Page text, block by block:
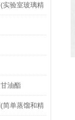
实验室玻璃精
油酯
简单蒸馏和精